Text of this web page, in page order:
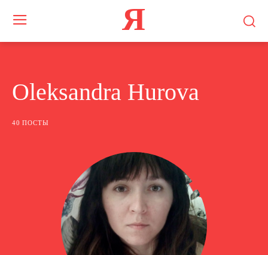
Я
Oleksandra Hurova
40 ПОСТЫ